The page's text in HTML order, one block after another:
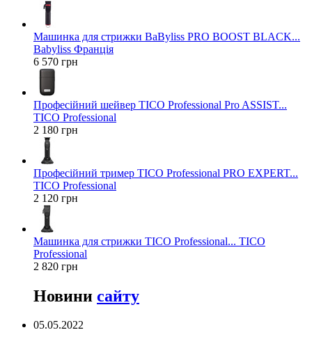
Машинка для стрижки BaByliss PRO BOOST BLACK...
Babyliss Франція
6 570 грн
Професійний шейвер TICO Professional Pro ASSIST...
TICO Professional
2 180 грн
Професійний тример TICO Professional PRO EXPERT...
TICO Professional
2 120 грн
Машинка для стрижки TICO Professional... TICO
Professional
2 820 грн
Новини сайту
05.05.2022